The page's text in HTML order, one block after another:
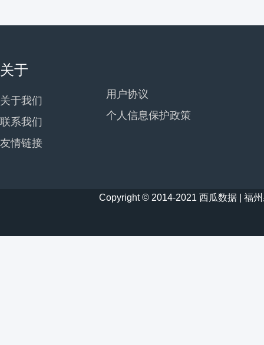
关于
关于我们
联系我们
友情链接
用户协议
个人信息保护政策
Copyright © 2014-2021 西瓜数据 | 福